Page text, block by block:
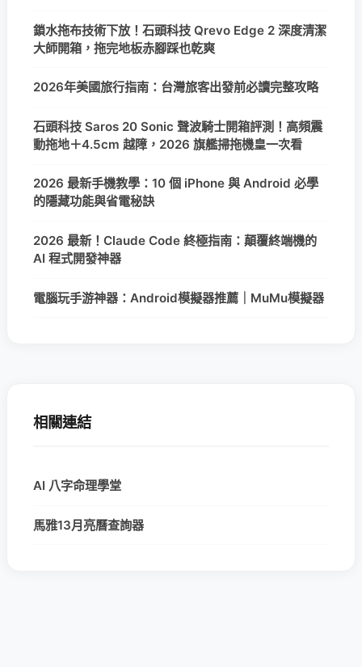
鎖水拖布技術下放！石頭科技 Qrevo Edge 2 深度清潔
大師開箱，拖完地板赤腳踩也乾爽
2026年美國旅行指南：台灣旅客出發前必讀完整攻略
石頭科技 Saros 20 Sonic 聲波騎士開箱評測！高頻震
動拖地＋4.5cm 越障，2026 旗艦掃拖機皇一次看
2026 最新手機教學：10 個 iPhone 與 Android 必學
的隱藏功能與省電秘訣
2026 最新！Claude Code 終極指南：顛覆終端機的
AI 程式開發神器
電腦玩手游神器：Android模擬器推薦｜MuMu模擬器
相關連結
AI 八字命理學堂
馬雅13月亮曆查詢器